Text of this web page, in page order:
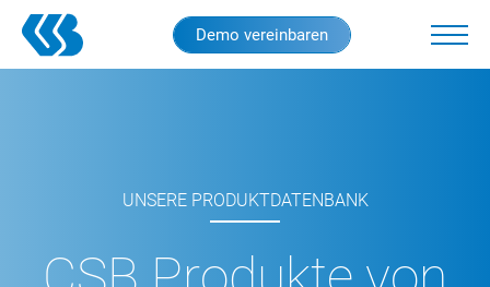
Skip
main
Demo vereinbaren
UNSERE PRODUKTDATENBANK